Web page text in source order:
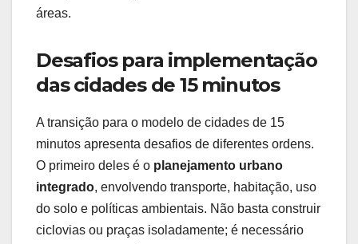
áreas.
Desafios para implementação
das cidades de 15 minutos
A transição para o modelo de cidades de 15
minutos apresenta desafios de diferentes ordens.
O primeiro deles é o planejamento urbano
integrado, envolvendo transporte, habitação, uso
do solo e políticas ambientais. Não basta construir
ciclovias ou praças isoladamente; é necessário